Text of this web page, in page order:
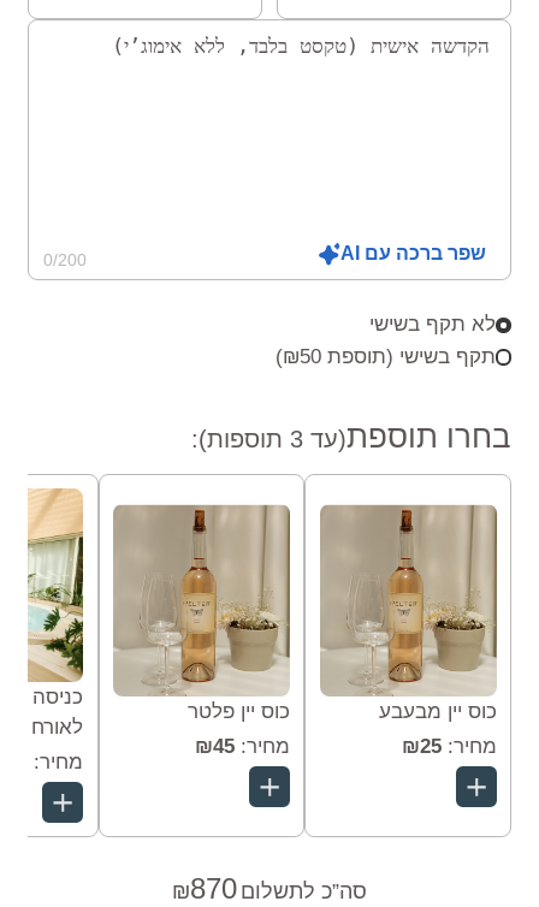
שפר ברכה עם AI 0/200
לא תקף בשישי
תקף בשישי (תוספת ₪50)
בחרו תוספת(עד 3 תוספות):
כוס יין מבעבע
מחיר:₪25
כוס יין פלטר
מחיר:₪45
כניסה
לאורח
מחיר:
סה”כ לתשלום ₪870